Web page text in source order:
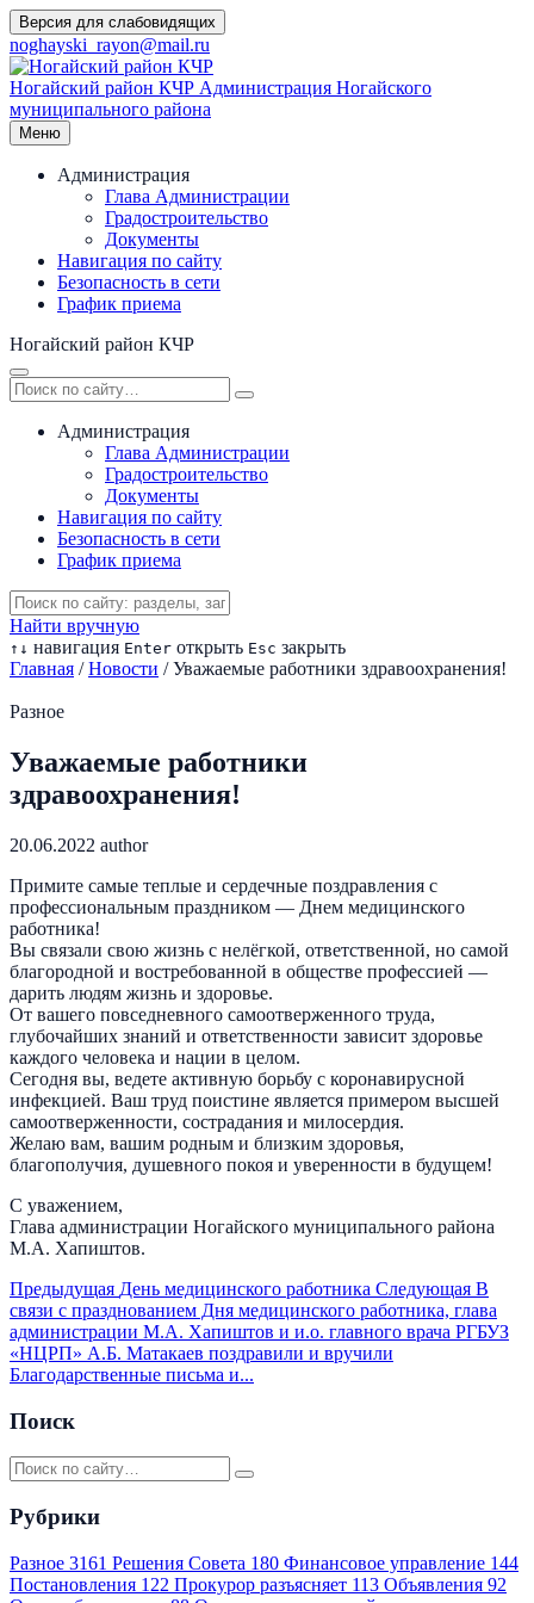
Перейти
к
содержимому
Версия для слабовидящих
noghayski_rayon@mail.ru
Ногайский район КЧР Администрация Ногайского
муниципального района
Меню
Администрация
Глава Администрации
Градостроительство
Документы
Навигация по сайту
Безопасность в сети
График приема
Ногайский район КЧР
Администрация
Глава Администрации
Градостроительство
Документы
Навигация по сайту
Безопасность в сети
График приема
Найти вручную
↑ ↓ навигация Enter открыть Esc закрыть
Главная / Новости / Уважаемые работники здравоохранения!
Разное
Уважаемые работники
здравоохранения!
20.06.2022 author
Примите самые теплые и сердечные поздравления с
профессиональным праздником — Днем медицинского
работника!
Вы связали свою жизнь с нелёгкой, ответственной, но самой
благородной и востребованной в обществе профессией —
дарить людям жизнь и здоровье.
От вашего повседневного самоотверженного труда,
глубочайших знаний и ответственности зависит здоровье
каждого человека и нации в целом.
Сегодня вы, ведете активную борьбу с коронавирусной
инфекцией. Ваш труд поистине является примером высшей
самоотверженности, сострадания и милосердия.
Желаю вам, вашим родным и близким здоровья,
благополучия, душевного покоя и уверенности в будущем!
С уважением,
Глава администрации Ногайского муниципального района
М.А. Хапиштов.
Предыдущая День медицинского работника Следующая В
связи с празднованием Дня медицинского работника, глава
администрации М.А. Хапиштов и и.о. главного врача РГБУЗ
«НЦРП» А.Б. Матакаев поздравили и вручили
Благодарственные письма и...
Поиск
Рубрики
Разное 3161 Решения Совета 180 Финансовое управление 144
Постановления 122 Прокурор разъясняет 113 Объявления 92